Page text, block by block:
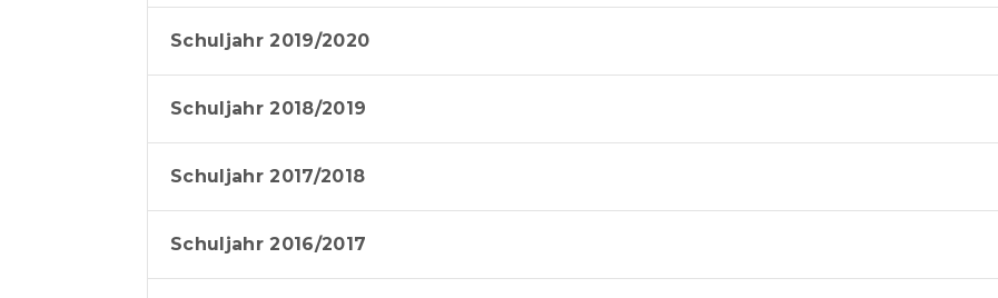
Schuljahr 2019/2020
Schuljahr 2018/2019
Schuljahr 2017/2018
Schuljahr 2016/2017